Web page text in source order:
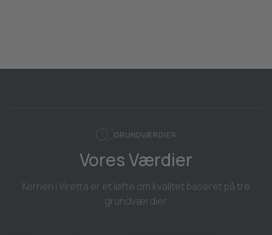
GRUNDVÆRDIER
Vores Værdier
Kernen i Viretta er et løfte om kvalitet baseret på tre
grundværdier.